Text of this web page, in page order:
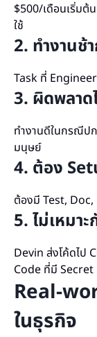
$500/เดือนเริ่มต้
ใช้
2. ทำงาน
Task ที่ Engineer
3. ผิดพลาด
ทำงานดีในกรณีป
มนุษย์
4. ต้อง
ต้องมี Test,
5. ไม่เหมา
Devin ส่งโค้ดไป
Code ที่มี Secret
Real-
ในธุรกิจ